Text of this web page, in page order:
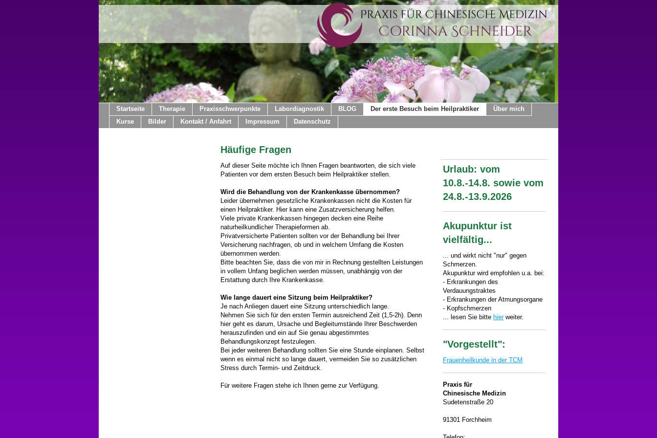
Startseite Therapie Praxisschwerpunkte Labordiagnostik BLOG Der erste Besuch beim Heilpraktiker
Über mich
Kurse
Bilder Kontakt / Anfahrt Impressum Datenschutz
Häufige Fragen
Auf dieser Seite möchte ich Ihnen Fragen beantworten, die sich viele
Patienten vor dem ersten Besuch beim Heilpraktiker stellen.
Wird die Behandlung von der Krankenkasse übernommen?
Leider übernehmen gesetzliche Krankenkassen nicht die Kosten für
einen Heilpraktiker. Hier kann eine Zusatzversicherung helfen.
Viele private Krankenkassen hingegen decken eine Reihe
naturheilkundlicher Therapieformen ab.
Privatversicherte Patienten sollten vor der Behandlung bei Ihrer
Versicherung nachfragen, ob und in welchem Umfang die Kosten
übernommen werden.
Bitte beachten Sie, dass die von mir in Rechnung gestellten Leistungen
in vollem Unfang beglichen werden müssen, unabhängig von der
Erstattung durch Ihre Krankenkasse.
Wie lange dauert eine Sitzung beim Heilpraktiker?
Je nach Anliegen dauert eine Sitzung unterschiedlich lange.
Nehmen Sie sich für den ersten Termin ausreichend Zeit (1,5-2h). Denn
hier geht es darum, Ursache und Begleitumstände Ihrer Beschwerden
herauszufinden und ein auf Sie genau abgestimmtes
Behandlungskonzept festzulegen.
Bei jeder weiteren Behandlung sollten Sie eine Stunde einplanen. Selbst
wenn es einmal nicht so lange dauert, vermeiden Sie so zusätzlichen
Stress durch Termin- und Zeitdruck.
Für weitere Fragen stehe ich Ihnen gerne zur Verfügung.
Urlaub: vom
10.8.-14.8. sowie vom
24.8.-13.9.2026
Akupunktur ist
vielfältig...
... und wirkt nicht "nur" gegen
Schmerzen.
Akupunktur wird empfohlen u.a. bei:
- Erkrankungen des
Verdauungstraktes
- Erkrankungen der Atmungsorgane
- Kopfschmerzen
... lesen Sie bitte hierweiter.
"Vorgestellt":
Frauenheilkunde in der TCM
Praxis für
Chinesische Medizin
Sudetenstraße 20
91301 Forchheim